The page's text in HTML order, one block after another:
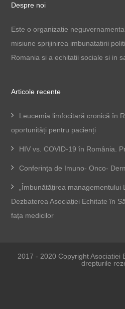
Despre noi
Este o organizatie
misiune sprijinirea imbunatatirii
Romania si a echitatii sociale si in
Articole recente
Leucemia limfocitară cronică în
oportunități pentru pacienți
HIV vs. COVID-19 în România.
Conferința de Imuno- Onco-
„Îmbunătățirea managementului
Dezbaterea Asociației Echitate în
fața medicilor
2017 - 2020 Copyright Asociatiei
drepturile